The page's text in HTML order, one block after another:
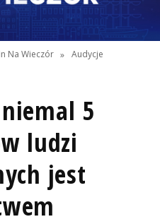
Na Wieczór » Audycje
5
ludzi
jest